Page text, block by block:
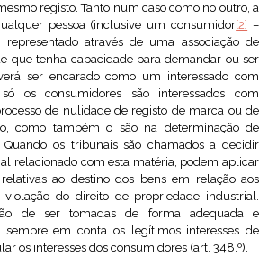
registo. Tanto num caso como no outro, a
pessoa (inclusive um consumidor[2] –
através de uma associação de
que tenha capacidade para demandar ou ser
ser encarado como um interessado com
os consumidores são interessados com
de nulidade de registo de marca ou de
como também o são na determinação de
Quando os tribunais são chamados a decidir
relacionado com esta matéria, podem aplicar
relativas ao destino dos bens em relação aos
do direito de propriedade industrial.
de ser tomadas de forma adequada e
sempre em conta os legítimos interesses de
os interesses dos consumidores (art. 348.º).